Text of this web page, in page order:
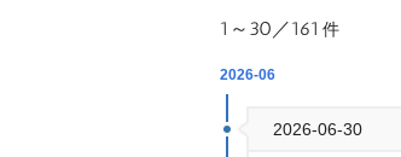
1～30／161 件
2026-06
2026-06-30